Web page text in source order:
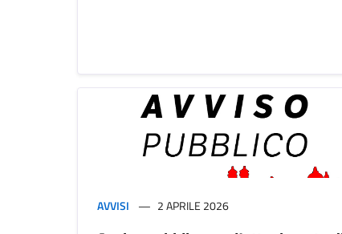
AVVISI 2 APRILE 2026